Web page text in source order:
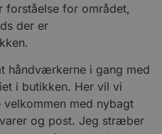
forståelse for området,
der er
håndværkerne i gang med
i butikken. Her vil vi
med nybagt
og post. Jeg stræber